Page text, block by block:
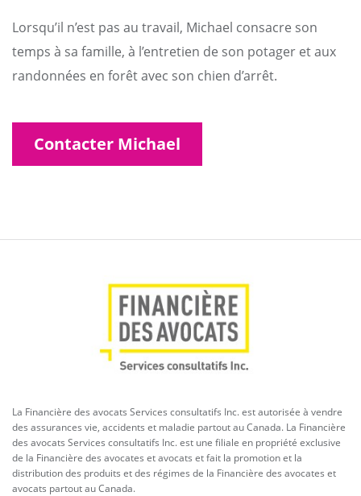
Lorsqu’il n’est pas au travail, Michael consacre son
temps à sa famille, à l’entretien de son potager et aux
randonnées en forêt avec son chien d’arrêt.
Contacter Michael
La Financière des avocats Services consultatifs Inc. est autorisée à vendre
des assurances vie, accidents et maladie partout au Canada. La Financière
des avocats Services consultatifs Inc. est une filiale en propriété exclusive
de la Financière des avocates et avocats et fait la promotion et la
distribution des produits et des régimes de la Financière des avocates et
avocats partout au Canada.